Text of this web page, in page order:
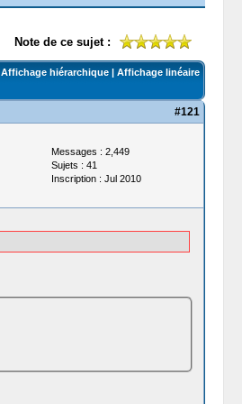
Note de ce sujet :
Affichage hiérarchique| Affichage linéaire
#121
Messages : 2,449
Sujets : 41
Inscription : Jul 2010